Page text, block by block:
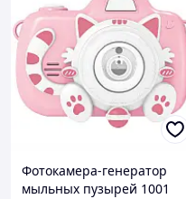
Фотокамера-генератор
мыльных пузырей 1001